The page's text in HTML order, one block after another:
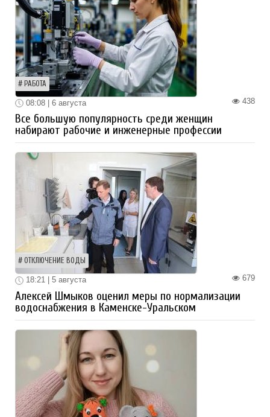
РАБОТА
438
08:08 | 6 августа
Все большую популярность среди женщин
набирают рабочие и инженерные профессии
ОТКЛЮЧЕНИЕ ВОДЫ
679
18:21 | 5 августа
Алексей Шмыков оценил меры по нормализации
водоснабжения в Каменске-Уральском